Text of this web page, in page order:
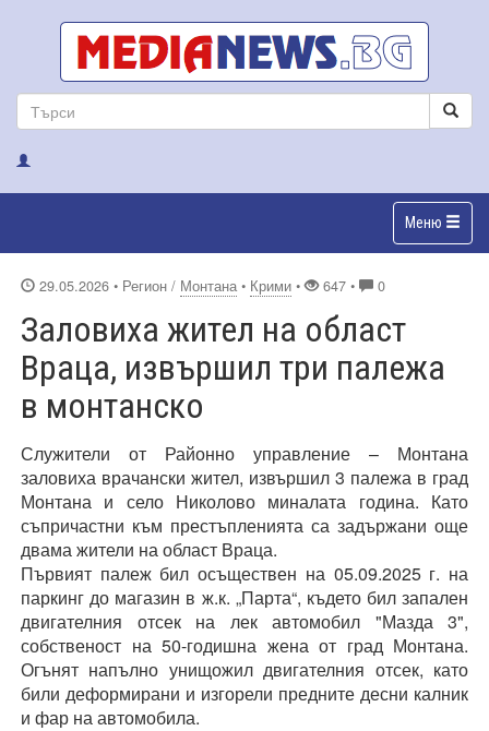
Меню
29.05.2026 • Регион / Монтана • Крими • 647 • 0
Заловиха жител на област
Враца, извършил три палежа
в монтанско
Служители от Районно управление – Монтана
заловиха врачански жител, извършил 3 палежа в град
Монтана и село Николово миналата година. Като
съпричастни към престъпленията са задържани още
двама жители на област Враца.
Първият палеж бил осъществен на 05.09.2025 г. на
паркинг до магазин в ж.к. „Парта“, където бил запален
двигателния отсек на лек автомобил "Мазда 3",
собственост на 50-годишна жена от град Монтана.
Огънят напълно унищожил двигателния отсек, като
били деформирани и изгорели предните десни калник
и фар на автомобила.